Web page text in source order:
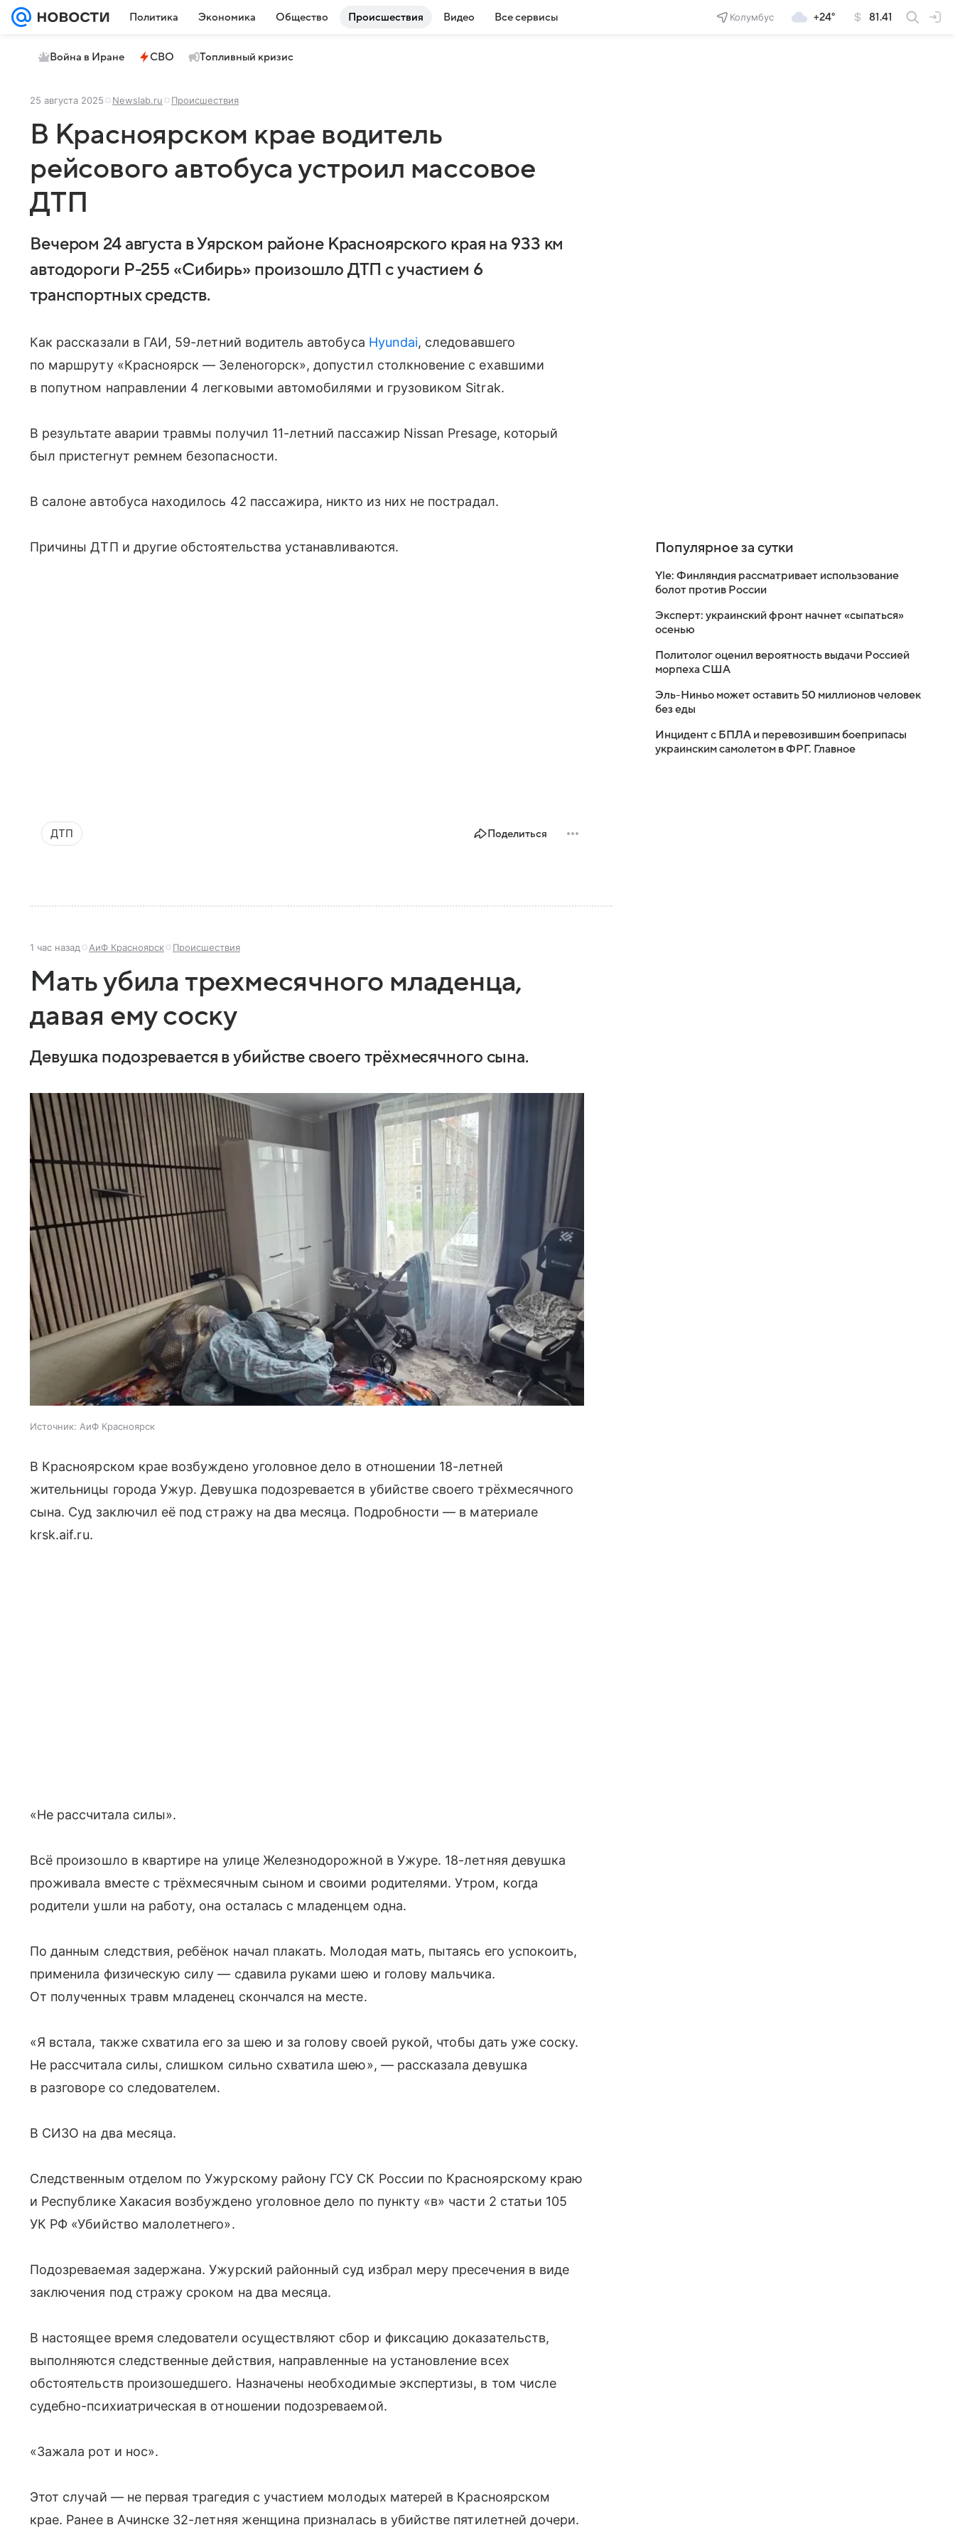
Политика Экономика Общество Происшествия Видео Все сервисы Колумбус +24° 81.41
Война в Иране СВО Топливный кризис
25 августа 2025 Newslab.ru Происшествия
В Красноярском крае водитель
рейсового автобуса устроил массовое
ДТП
Вечером 24 августа в Уярском районе Красноярского края на 933 км
автодороги Р-255 «Сибирь» произошло ДТП с участием 6
транспортных средств.
Как рассказали в ГАИ, 59-летний водитель автобуса Hyundai, следовавшего
по маршруту «Красноярск — Зеленогорск», допустил столкновение с ехавшими
в попутном направлении 4 легковыми автомобилями и грузовиком Sitrak.
В результате аварии травмы получил 11-летний пассажир Nissan Presage, который
был пристегнут ремнем безопасности.
В салоне автобуса находилось 42 пассажира, никто из них не пострадал.
Причины ДТП и другие обстоятельства устанавливаются.
ДТП Поделиться
1 час назад АиФ Красноярск Происшествия
Мать убила трехмесячного младенца,
давая ему соску
Девушка подозревается в убийстве своего трёхмесячного сына.
Источник: АиФ Красноярск
В Красноярском крае возбуждено уголовное дело в отношении 18-летней
жительницы города Ужур. Девушка подозревается в убийстве своего трёхмесячного
сына. Суд заключил её под стражу на два месяца. Подробности — в материале
krsk.aif.ru.
«Не рассчитала силы».
Всё произошло в квартире на улице Железнодорожной в Ужуре. 18-летняя девушка
проживала вместе с трёхмесячным сыном и своими родителями. Утром, когда
родители ушли на работу, она осталась с младенцем одна.
По данным следствия, ребёнок начал плакать. Молодая мать, пытаясь его успокоить,
применила физическую силу — сдавила руками шею и голову мальчика.
От полученных травм младенец скончался на месте.
«Я встала, также схватила его за шею и за голову своей рукой, чтобы дать уже соску.
Не рассчитала силы, слишком сильно схватила шею», — рассказала девушка
в разговоре со следователем.
В СИЗО на два месяца.
Следственным отделом по Ужурскому району ГСУ СК России по Красноярскому краю
и Республике Хакасия возбуждено уголовное дело по пункту «в» части 2 статьи 105
УК РФ «Убийство малолетнего».
Подозреваемая задержана. Ужурский районный суд избрал меру пресечения в виде
заключения под стражу сроком на два месяца.
В настоящее время следователи осуществляют сбор и фиксацию доказательств,
выполняются следственные действия, направленные на установление всех
обстоятельств произошедшего. Назначены необходимые экспертизы, в том числе
судебно-психиатрическая в отношении подозреваемой.
«Зажала рот и нос».
Этот случай — не первая трагедия с участием молодых матерей в Красноярском
крае. Ранее в Ачинске 32-летняя женщина призналась в убийстве пятилетней дочери.
Популярное за сутки
Yle: Финляндия рассматривает использование
болот против России
Эксперт: украинский фронт начнет «сыпаться»
осенью
Политолог оценил вероятность выдачи Россией
морпеха США
Эль-Ниньо может оставить 50 миллионов человек
без еды
Инцидент с БПЛА и перевозившим боеприпасы
украинским самолетом в ФРГ. Главное